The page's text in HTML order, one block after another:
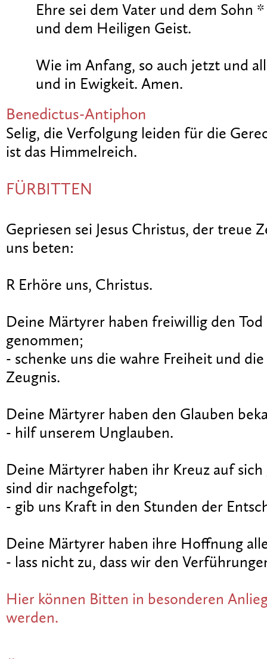
Ehre sei dem Vater und dem Sohn *
und dem Heiligen Geist.
Wie im Anfang, so auch jetzt und
und in Ewigkeit. Amen.
Benedictus-Antiphon
Selig, die Verfolgung leiden für die
ist das Himmelreich.
FÜRBITTEN
Gepriesen sei Jesus Christus, der treue
uns beten:
R Erhöre uns, Christus.
Deine Märtyrer haben freiwillig den Tod
genommen;
- schenke uns die wahre Freiheit und
Zeugnis.
Deine Märtyrer haben den Glauben
- hilf unserem Unglauben.
Deine Märtyrer haben ihr Kreuz auf
sind dir nachgefolgt;
- gib uns Kraft in den Stunden der
Deine Märtyrer haben ihre Hoffnung
- lass nicht zu, dass wir den
Hier können Bitten in besonderen
werden.